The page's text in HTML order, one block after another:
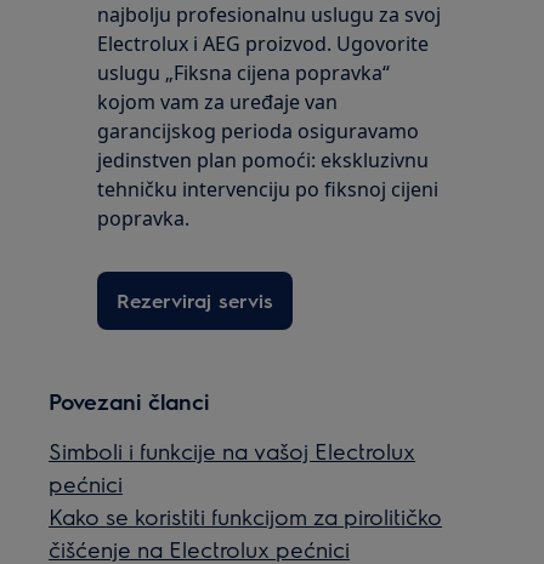
najbolju profesionalnu uslugu za svoj
Electrolux i AEG proizvod. Ugovorite
uslugu „Fiksna cijena popravka“
kojom vam za uređaje van
garancijskog perioda osiguravamo
jedinstven plan pomoći: ekskluzivnu
tehničku intervenciju po fiksnoj cijeni
popravka.
Rezerviraj servis
Povezani članci
Simboli i funkcije na vašoj Electrolux
pećnici
Kako se koristiti funkcijom za pirolitičko
čišćenje na Electrolux pećnici